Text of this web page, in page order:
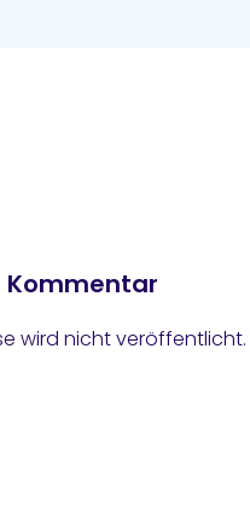
Kommentar
wird nicht veröffentlicht.